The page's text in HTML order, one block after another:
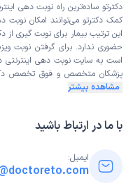
دکترتو ساده‌ترین راه نوبت‌ دهی
کمک دکترتو می‌توانند امکان نوبت
این ترتیب بیمار برای نوبت گیری
حضوری ندارد. برای گرفتن نوبت
است به سایت نوبت دهی اینترنتی
پزشکان متخصص و فوق تخصص
مشاهده بیشتر
با ما در ارتباط باشید
ایمیل: